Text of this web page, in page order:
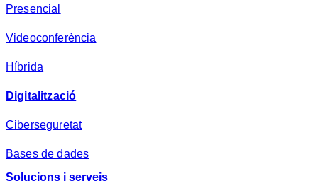
s
a
Presencial
Videoconferència
Híbrida
Digitalització
Ciberseguretat
Bases de dades
Solucions i serveis